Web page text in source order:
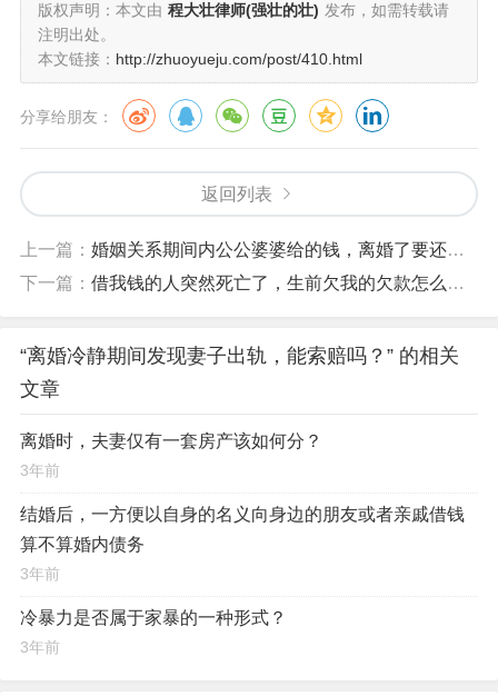
版权声明：本文由 程大壮律师(强壮的壮) 发布，如需转载请
注明出处。
本文链接： http://zhuoyueju.com/post/410.html
分享给朋友：
返回列表
上一篇： 婚姻关系期间内公公婆婆给的钱，离婚了要还回去吗？
下一篇： 借我钱的人突然死亡了，生前欠我的欠款怎么办？
“离婚冷静期间发现妻子出轨，能索赔吗？” 的相关
文章
离婚时，夫妻仅有一套房产该如何分？
3年前
结婚后，一方便以自身的名义向身边的朋友或者亲戚借钱
算不算婚内债务
3年前
冷暴力是否属于家暴的一种形式？
3年前